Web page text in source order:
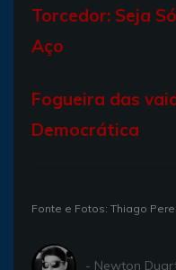
Torcedor: Seja
Aço
Fogueira das
Democrática
Fonte e Fotos: Thiago
- Newton